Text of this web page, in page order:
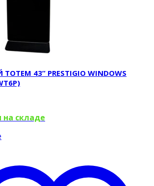
43” PRESTIGIO WINDOWS
складе